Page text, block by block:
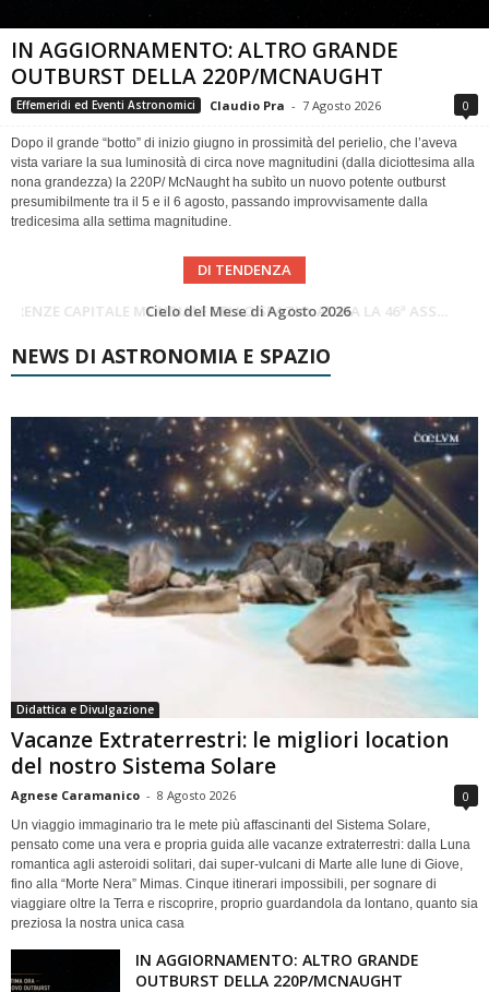
IN AGGIORNAMENTO: ALTRO GRANDE
OUTBURST DELLA 220P/MCNAUGHT
Effemeridi ed Eventi Astronomici Claudio Pra - 7 Agosto 2026 0
Dopo il grande “botto” di inizio giugno in prossimità del perielio, che l’aveva
vista variare la sua luminosità di circa nove magnitudini (dalla diciottesima alla
nona grandezza) la 220P/ McNaught ha subìto un nuovo potente outburst
presumibilmente tra il 5 e il 6 agosto, passando improvvisamente dalla
tredicesima alla settima magnitudine.
DI TENDENZA
Cielo del Mese di Agosto 2026
SUPERNOVAE aggiornamenti del mese – Agosto 2026
NEWS DI ASTRONOMIA E SPAZIO
Didattica e Divulgazione
Vacanze Extraterrestri: le migliori location
del nostro Sistema Solare
Agnese Caramanico - 8 Agosto 2026 0
Un viaggio immaginario tra le mete più affascinanti del Sistema Solare,
pensato come una vera e propria guida alle vacanze extraterrestri: dalla Luna
romantica agli asteroidi solitari, dai super-vulcani di Marte alle lune di Giove,
fino alla “Morte Nera” Mimas. Cinque itinerari impossibili, per sognare di
viaggiare oltre la Terra e riscoprire, proprio guardandola da lontano, quanto sia
preziosa la nostra unica casa
IN AGGIORNAMENTO: ALTRO GRANDE
OUTBURST DELLA 220P/MCNAUGHT